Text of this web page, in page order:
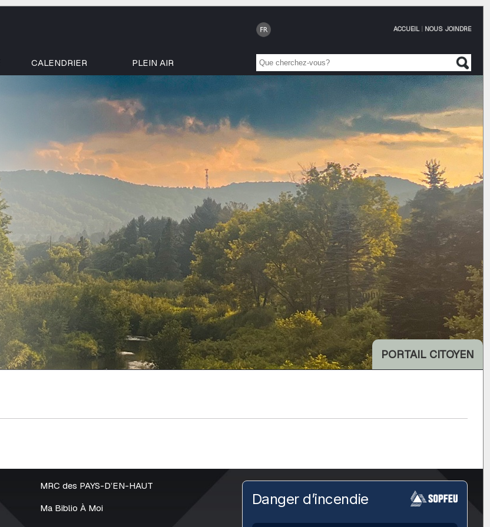
ACCUEIL| NOUS JOINDRE
CALENDRIER PLEIN AIR
PORTAIL CITOYEN
MRC des PAYS-D’EN-HAUT
Ma Biblio À Moi
Danger d’incendie